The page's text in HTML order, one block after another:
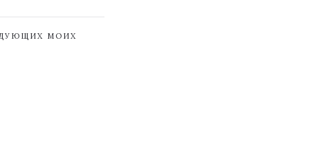
МОИХ